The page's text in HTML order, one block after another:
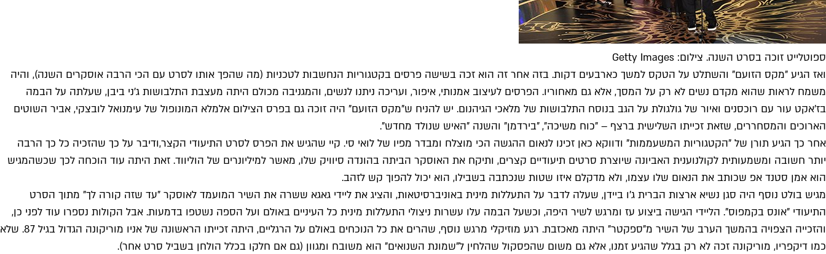
ספוטלייט זוכה בסרט השנה. צילום: Getty Images
ואז הגיע "מקס הזועם" והשתלט על הטקס למשך כארבעים דקות. בזה אחר זה הוא זכה בשישה פרסים בקטגוריות הנחשבות לטכניות (מה שהפך אותו לסרט עם הכי הרבה אוסקרים השנה), והיה
משמח לראות שהוא מקדם נשים לא רק על המסך, אלא גם מאחוריו. הפרסים לעיצוב אמנותי, איפור, ועריכה ניתנו לנשים, והמגניבה מכולם היתה מעצבת התלבושות ג'ני ביבן, שעלתה על הבמה
בז'אקט עור עם רוכסנים ואיור של גולגולת על הגב בנוסח התלבושות של מלאכי הגיהנום. יש להניח ש"מקס הזועם" היה זוכה גם בפרס הצילום אלמלא המונופול של עימנואל לובצקי, אביר השוטים
הארוכים והמסחררים, שזאת זכייתו השלישית ברצף – "כוח משיכה", "בירדמן" והשנה "האיש שנולד מחדש".
אחר כך הגיע תורן של "הקטגוריות המשעממות" ודווקא כאן זכינו לנאום ההגשה הכי מוצלח ומבדר מפיו של לואי סי. קיי שהגיש את הפרס לסרט התיעודי הקצר,ודיבר על כך שהזכיה כל כך הרבה
יותר חשובה ומשמעותית לקולנוענית האביונה שיוצרת סרטים תיעודיים קצרים, ותיקח את האוסקר הביתה בהונדה סיוויק שלו, מאשר למיליונרים של הוליווד. זאת היתה עוד הוכחה לכך שכשהמגיש
הוא אמן סטנד אפ שכותב את הנאום שלו עצמו, ולא מדקלם איזו שטות שנכתבה בשבילו, הוא יכול להפוך קש לזהב.
מגיש בולט נוסף היה סגן נשיא ארצות הברית ג'ו ביידן, שעלה לדבר על התעללות מינית באוניברסיטאות, והציג את ליידי גאגא ששרה את השיר המועמד לאוסקר "עד שזה קורה לך" מתוך הסרט
התיעודי "אונס בקמפוס". הליידי הגישה ביצוע עז ומרגש לשיר היפה, וכשעל הבמה עלו עשרות ניצולי התעללות מינית כל העיניים באולם ועל הספה נשטפו בדמעות. אבל הקולות נספרו עוד לפני כן,
והזכייה הצפויה בהמשך הערב של השיר מ"ספקטר" היתה מאכזבת. רגע מוזיקלי מרגש נוסף, שהרים את כל הנוכחים באולם על הרגליים, היתה זכייתו הראשונה של אניו מוריקונה הגדול בגיל 87. שלא
כמו דיקפריו, מוריקונה זכה לא רק בגלל שהגיע זמנו, אלא גם משום שהפסקול שהלחין ל"שמונת השנואים" הוא משובח ומגוון (גם אם חלקו בכלל הולחן בשביל סרט אחר).